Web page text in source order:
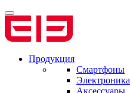
Продукция
Смартфоны
Электроника
Аксессуары